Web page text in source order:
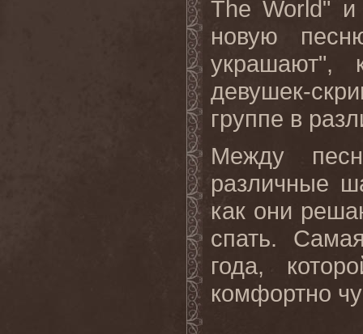
The World" и
новую
украшают",
девушек-
группе в
Между
различные
как они
спать.
года,
комфортно